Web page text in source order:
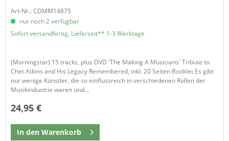
Art-Nr.: CDMM14875
nur noch 2 verfügbar
Sofort versandfertig, Lieferzeit** 1-3 Werktage
(Morningstar) 15 tracks, plus DVD 'The Making A Musicians' Tribute to
Chet Atkins and His Legacy Remembered, inkl. 20 Seiten Booklet Es gibt
nur wenige Künstler, die so einflussreich in verschiedenen Rollen der
Musikindustrie waren und...
24,95 €
In den Warenkorb